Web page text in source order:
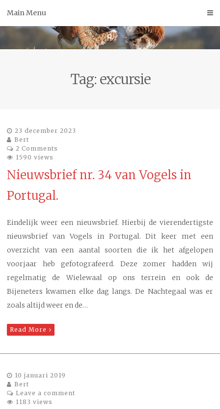
Main Menu
Tag: excursie
23 december 2023
Bert
2 Comments
1590 views
Nieuwsbrief nr. 34 van Vogels in
Portugal.
Eindelijk weer een nieuwsbrief. Hierbij de vierendertigste
nieuwsbrief van Vogels in Portugal. Dit keer met een
overzicht van een aantal soorten die ik het afgelopen
voorjaar heb gefotografeerd. Deze zomer hadden wij
regelmatig de Wielewaal op ons terrein en ook de
Bijeneters kwamen elke dag langs. De Nachtegaal was er
zoals altijd weer en de…
Read More
10 januari 2019
Bert
Leave a comment
1183 views